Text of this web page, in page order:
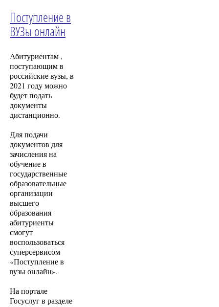
Поступление в
ВУЗы онлайн
Абитуриентам ,
поступающим в
российские вузы, в
2021 году можно
будет подать
документы
дистанционно.
Для подачи
документов для
зачисления на
обучение в
государственные
образовательные
организации
высшего
образования
абитуриенты
смогут
воспользоваться
суперсервисом
«Поступление в
вузы онлайн».
На портале
Госуслуг в разделе